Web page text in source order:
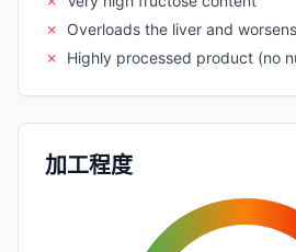
✗
Overloads the liver and
✗
Highly processed product (no
加工程度